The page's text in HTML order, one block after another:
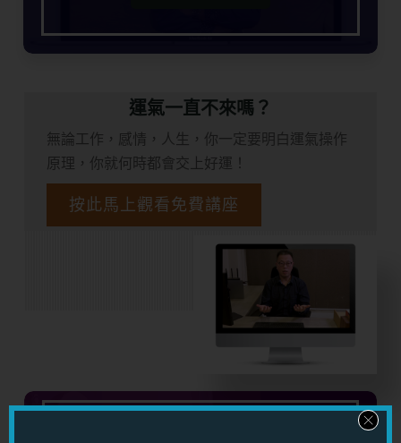
運氣一直不來嗎？
無論工作，感情，人生，你一定要明白運氣操作
原理，你就何時都會交上好運！
按此馬上觀看免費講座
十七個重點